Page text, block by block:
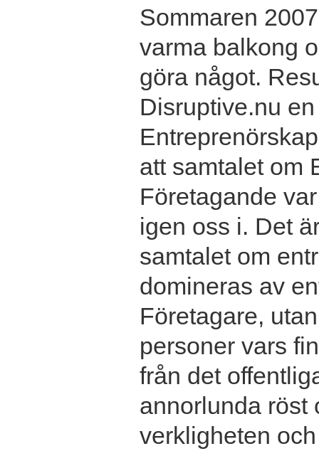
Sommaren
varma balkong
göra något.
Disruptive.nu
att samtalet om
Företagande
igen oss i. Det
samtalet om
domineras av
Företagare,
personer vars
från det
annorlunda röst
verkligheten